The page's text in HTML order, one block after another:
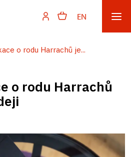
EN
o rodu Harrachů je...
o rodu Harrachů